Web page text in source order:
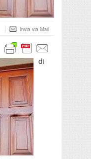
Invia via Mail
di